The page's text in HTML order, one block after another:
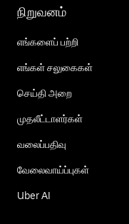
நிறுவனம்
எங்களைப் பற்றி
எங்கள் சலுகைகள்
செய்தி அறை
முதலீட்டாளர்கள்
வலைப்பதிவு
வேலைவாய்ப்புகள்
Uber AI